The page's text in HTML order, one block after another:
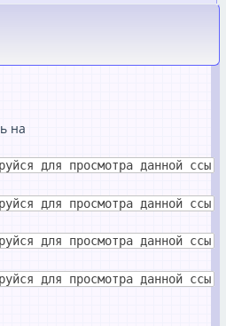
на
для просмотра данной ссы
для просмотра данной ссы
для просмотра данной ссы
для просмотра данной ссы